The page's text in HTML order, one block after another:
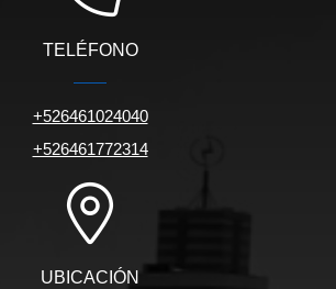
TELÉFONO
+526461024040
+526461772314
UBICACIÓN